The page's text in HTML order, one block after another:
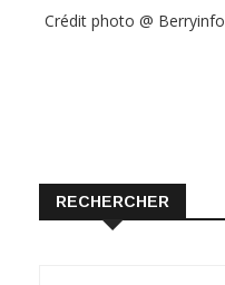
Crédit photo @ Berryinfo
RECHERCHER